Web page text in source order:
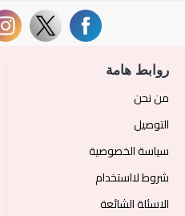
روابط هامة
من نحن
التوصيل
سياسة الخصوصية
شروط لااستخدام
الاسئلة الشائعة